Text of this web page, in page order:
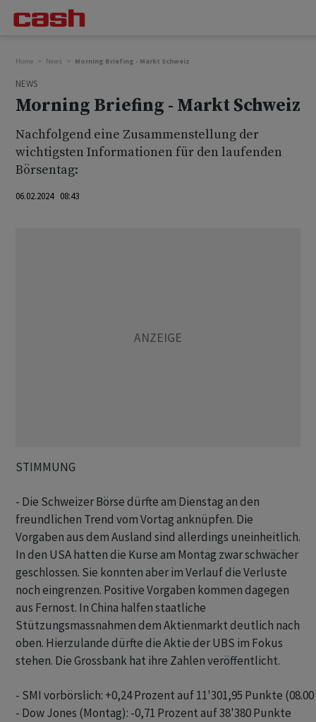
Home News Morning Briefing - Markt Schweiz
NEWS
Morning Briefing - Markt Schweiz
Nachfolgend eine Zusammenstellung der
wichtigsten Informationen für den laufenden
Börsentag:
06.02.2024 08:43
STIMMUNG
- Die Schweizer Börse dürfte am Dienstag an den
freundlichen Trend vom Vortag anknüpfen. Die
Vorgaben aus dem Ausland sind allerdings uneinheitlich.
In den USA hatten die Kurse am Montag zwar schwächer
geschlossen. Sie konnten aber im Verlauf die Verluste
noch eingrenzen. Positive Vorgaben kommen dagegen
aus Fernost. In China halfen staatliche
Stützungsmassnahmen dem Aktienmarkt deutlich nach
oben. Hierzulande dürfte die Aktie der UBS im Fokus
stehen. Die Grossbank hat ihre Zahlen veröffentlicht.
- SMI vorbörslich: +0,24 Prozent auf 11'301,95 Punkte
- Dow Jones (Montag): -0,71 Prozent auf 38'380 Punkte